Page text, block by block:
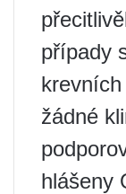
případy
žádné
hlášeny